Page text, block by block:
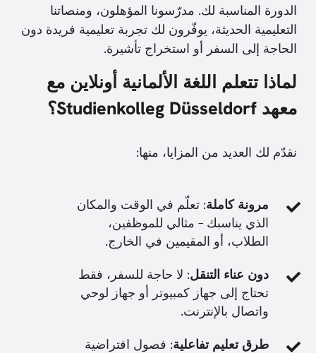
الدورة المناسبة لك. مدرّسونا المؤهلون، ومنصاتنا
التعليمية الحديثة، يوفّرون لك تجربة تعليمية فريدة دون
الحاجة إلى السفر أو استخراج تأشيرة.
لماذا تتعلم اللغة الألمانية أونلاين مع
معهد Studienkolleg Düsseldorf؟
نقدّم لك العديد من المزايا، منها:
مرونة كاملة: تعلّم في الوقت والمكان
الذي يناسبك – مثالي للموظفين،
الطلاب، أو المقيمين في الخارج.
دون عناء التنقل: لا حاجة للسفر، فقط
تحتاج إلى جهاز كمبيوتر أو جهاز لوحي
واتصال بالإنترنت.
طرق تعليم تفاعلية: فصول افتراضية